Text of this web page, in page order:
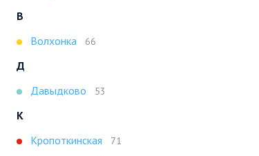
В
Волхонка
66
Д
Давыдково
53
К
Кропоткинская
71